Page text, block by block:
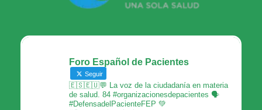
Foro Español de Pacientes
Seguir
🇪🇸🇪🇺💬 La voz de la ciudadanía en materia
de salud. 84 #organizacionesdepacientes 🗣
#DefensadelPacienteFEP 💚